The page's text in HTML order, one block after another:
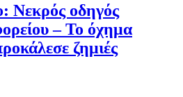
Νεκρός οδηγός
– Το όχημα
ζημιές